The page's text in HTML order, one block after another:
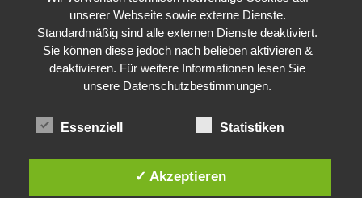
unserer Webseite sowie externe Dienste.
Standardmäßig sind alle externen Dienste deaktiviert.
Sie können diese jedoch nach belieben aktivieren &
deaktivieren. Für weitere Informationen lesen Sie
unsere Datenschutzbestimmungen.
Essenziell Statistiken
✓ Akzeptieren